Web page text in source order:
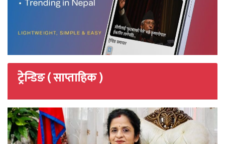
ट्रेन्डिङ ( साप्ताहिक )